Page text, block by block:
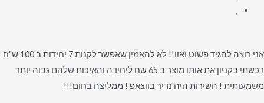
אני רוצה להגיד פשוט ואוו!! לא להאמין שאפשר לקנות 7 יחידות ב 100 ש"ח
רכשתי בקניון את אותו מוצר ב 65 שח ליחידה והאיכות שלהם גבוה יותר
משמעותית ! השירות היה נדיר בווצאפ ! ממליצה בחום!!!